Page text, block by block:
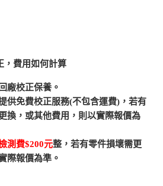
，費用如何計算
廠校正保養。
供免費校正服務(不包含運費)，若有
換，或其他費用，則以實際報價為
測費$200元整，若有零件損壞需更
際報價為準。